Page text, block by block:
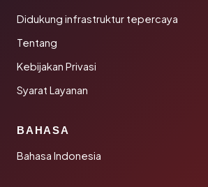
Didukung infrastruktur tepercaya
Tentang
Kebijakan Privasi
Syarat Layanan
BAHASA
Bahasa Indonesia